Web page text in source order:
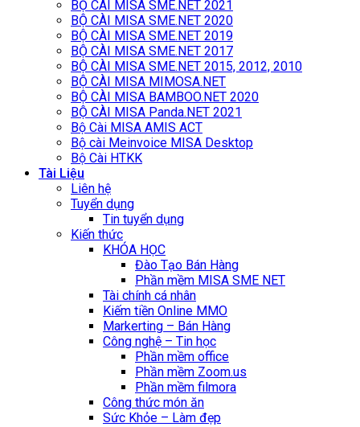
BỘ CÀI MISA SME.NET 2021
BỘ CÀI MISA SME.NET 2020
BỘ CÀI MISA SME.NET 2019
BỘ CÀI MISA SME.NET 2017
BỘ CÀI MISA SME.NET 2015, 2012, 2010
BỘ CÀI MISA MIMOSA.NET
BỘ CÀI MISA BAMBOO.NET 2020
BỘ CÀI MISA Panda.NET 2021
Bộ Cài MISA AMIS ACT
Bộ cài Meinvoice MISA Desktop
Bộ Cài HTKK
Tài Liệu
Liên hệ
Tuyển dụng
Tin tuyển dụng
Kiến thức
KHÓA HỌC
Đào Tạo Bán Hàng
Phần mềm MISA SME NET
Tài chính cá nhân
Kiếm tiền Online MMO
Markerting – Bán Hàng
Công nghệ – Tin học
Phần mềm office
Phần mềm Zoom.us
Phần mềm filmora
Công thức món ăn
Sức Khỏe – Làm đẹp